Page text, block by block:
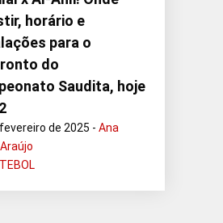
horário e
para o
do
Saudita, hoje
de 2025 -Ana